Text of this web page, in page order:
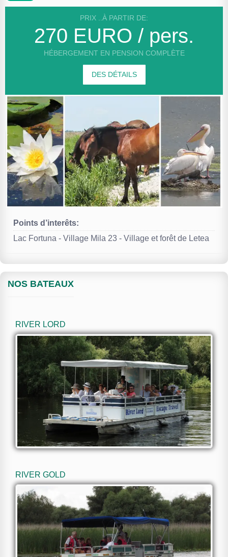
PRIX ..À PARTIR DE:
270 EURO / pers.
HÉBERGEMENT EN PENSION COMPLÈTE
DES DÉTAILS
Points d’interêts:
Lac Fortuna - Village Mila 23 - Village et forêt de Letea
NOS BATEAUX
RIVER LORD
RIVER GOLD